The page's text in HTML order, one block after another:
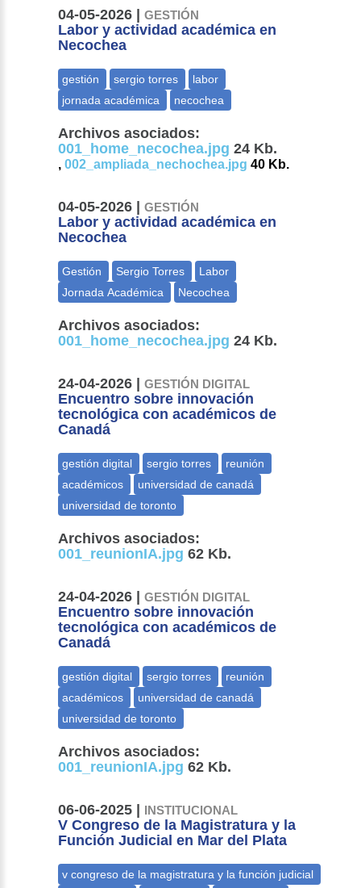
04-05-2026 |GESTIÓN
Labor y actividad académica en
Necochea
Archivos asociados:
001_home_necochea.jpg 24 Kb.
,002_ampliada_nechochea.jpg 40 Kb.
04-05-2026 |GESTIÓN
Labor y actividad académica en
Necochea
Archivos asociados:
001_home_necochea.jpg 24 Kb.
24-04-2026 |GESTIÓN DIGITAL
Encuentro sobre innovación
tecnológica con académicos de
Canadá
Archivos asociados:
001_reunionIA.jpg 62 Kb.
24-04-2026 |GESTIÓN DIGITAL
Encuentro sobre innovación
tecnológica con académicos de
Canadá
Archivos asociados:
001_reunionIA.jpg 62 Kb.
06-06-2025 | INSTITUCIONAL
V Congreso de la Magistratura y la
Función Judicial en Mar del Plata